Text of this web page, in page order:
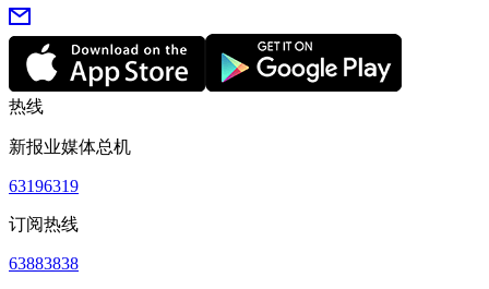
热线
新报业媒体总机
63196319
订阅热线
63883838